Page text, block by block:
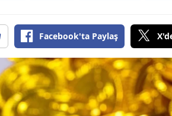
Antalya
Artvin
Aydın
Balıkesir
Facebook'ta Paylaş